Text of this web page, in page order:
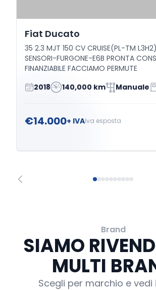
Fiat Ducato
35 2.3 MJT 150 CV CRUISE(PL-TM
SENSORI-FURGONE-E6B PRONTA
FINANZIABILE FACCIAMO PERMUTE
2018
140,000 km Manuale
€14.000+ IVAIva esposta
Brand
SIAMO
MULTI
Scegli per marchio e vedi